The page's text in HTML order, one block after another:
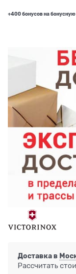
+400 бонусов на бонусную
Доставка в
Рассчитать